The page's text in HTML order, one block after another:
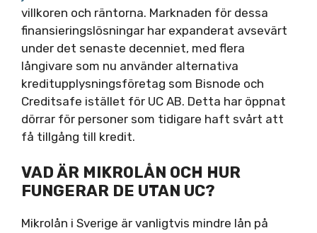
villkoren och räntorna. Marknaden för dessa
finansieringslösningar har expanderat avsevärt
under det senaste decenniet, med flera
långivare som nu använder alternativa
kreditupplysningsföretag som Bisnode och
Creditsafe istället för UC AB. Detta har öppnat
dörrar för personer som tidigare haft svårt att
få tillgång till kredit.
VAD ÄR MIKROLÅN OCH HUR
FUNGERAR DE UTAN UC?
Mikrolån i Sverige är vanligtvis mindre lån på